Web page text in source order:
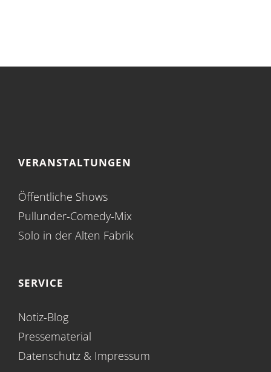
VERANSTALTUNGEN
Öffentliche Shows
Pullunder-Comedy-Mix
Solo in der Alten Fabrik
SERVICE
Notiz-Blog
Pressematerial
Datenschutz & Impressum